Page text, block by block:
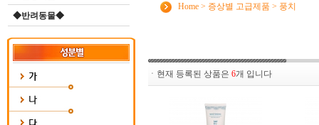
◆반려동물◆
Home > 증상별 고급제품 > 풍치
ㆍ현재 등록된 상품은 6개 입니다